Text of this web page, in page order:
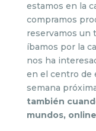
estamos en la
compramos
reservamos un
íbamos por la
nos ha
en el centro de
semana
también
mundos,